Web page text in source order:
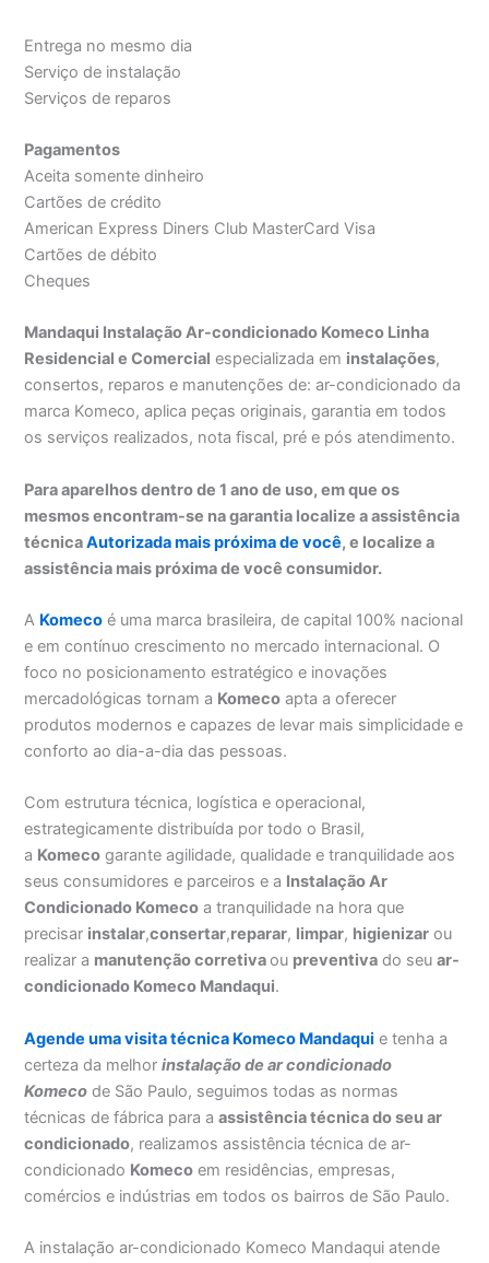
Entrega no mesmo dia
Serviço de instalação
Serviços de reparos
Pagamentos
Aceita somente dinheiro
Cartões de crédito
American Express Diners Club MasterCard Visa
Cartões de débito
Cheques
Mandaqui Instalação Ar-condicionado Komeco Linha
Residencial e Comercial especializada em instalações,
consertos, reparos e manutenções de: ar-condicionado da
marca Komeco, aplica peças originais, garantia em todos
os serviços realizados, nota fiscal, pré e pós atendimento.
Para aparelhos dentro de 1 ano de uso, em que os
mesmos encontram-se na garantia localize a assistência
técnicaAutorizada mais próxima de você, e localize a
assistência mais próxima de você consumidor.
A Komeco é uma marca brasileira, de capital 100% nacional
e em contínuo crescimento no mercado internacional. O
foco no posicionamento estratégico e inovações
mercadológicas tornam a Komeco apta a oferecer
produtos modernos e capazes de levar mais simplicidade e
conforto ao dia-a-dia das pessoas.
Com estrutura técnica, logística e operacional,
estrategicamente distribuída por todo o Brasil,
a Komeco garante agilidade, qualidade e tranquilidade aos
seus consumidores e parceiros e a Instalação Ar
Condicionado Komeco a tranquilidade na hora que
precisar instalar,consertar,reparar, limpar, higienizar ou
realizar a manutenção corretivaou preventiva do seuar-
condicionado Komeco Mandaqui.
Agende uma visita técnica Komeco Mandaqui e tenha a
certeza da melhorinstalaçãode ar condicionado
Komeco de São Paulo, seguimos todas as normas
técnicas de fábrica para aassistência técnica do seu ar
condicionado, realizamos assistência técnica de ar-
condicionado Komeco em residências, empresas,
comércios e indústrias em todos os bairros de São Paulo.
A instalação ar-condicionado Komeco Mandaqui atende